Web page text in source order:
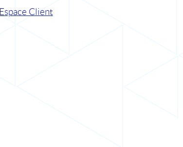
Espace Client